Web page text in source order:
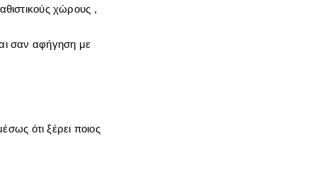
χώρους ,
σαν αφήγηση με
ότι ξέρει ποιος